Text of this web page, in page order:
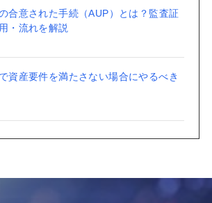
合意された手続（AUP）とは？監査証
・流れを解説
資産要件を満たさない場合にやるべき